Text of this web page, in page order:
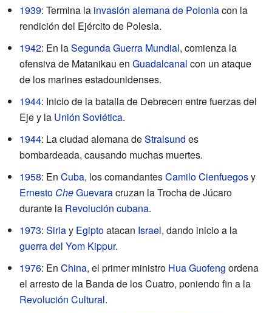
1939: Termina la invasión alemana de Poloniacon la
rendición del Ejército de Polesia.
1942: En laSegunda Guerra Mundial, comienza la
ofensiva de Matanikau en Guadalcanal con un ataque
de los marines estadounidenses.
1944: Inicio de la batalla de Debrecen entre fuerzas del
Eje y la Unión Soviética.
1944: La ciudad alemana deStralsund es
bombardeada, causando muchas muertes.
1958: En Cuba, los comandantesCamilo Cienfuegosy
Ernesto CheGuevaracruzan la Trocha de Júcaro
durante la Revolución cubana.
1973: Siriay Egiptoatacan Israel, dando inicio a la
guerra del Yom Kippur.
1976: En China, el primer ministro Hua Guofeng ordena
el arresto de la Banda de los Cuatro, poniendo fin a la
Revolución Cultural.